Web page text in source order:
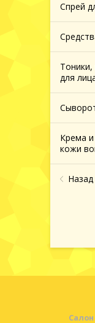
Спрей
для
Крема
кожи
Назад